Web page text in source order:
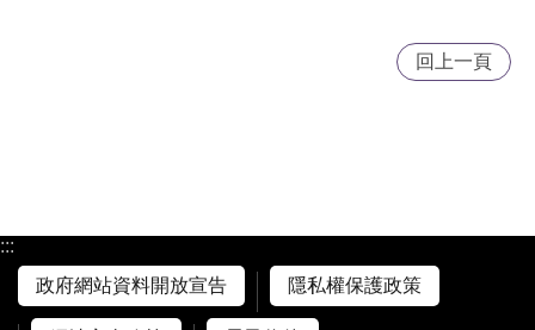
回上一頁
:::
政府網站資料開放宣告
隱私權保護政策